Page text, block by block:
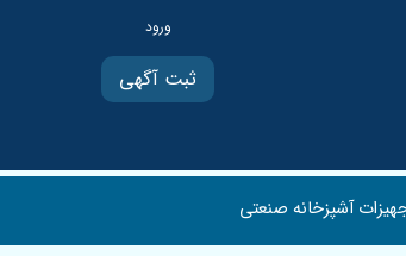
ثبت آگهی
آشپزخانه صنعتی